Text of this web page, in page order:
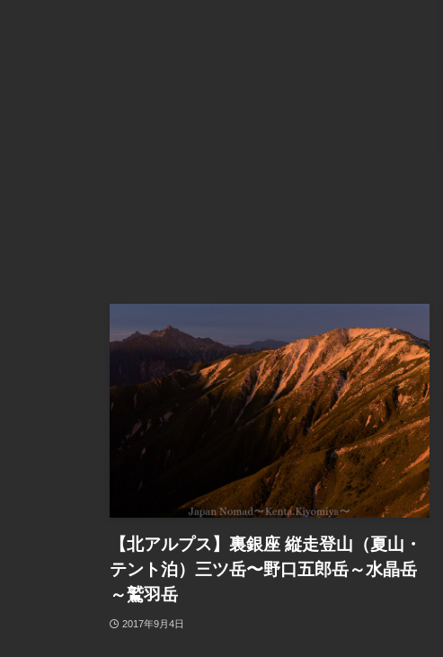
【北アルプス】裏銀座 縦走登山（夏山・
テント泊）三ツ岳〜野口五郎岳～水晶岳
～鷲羽岳
2017年9月4日